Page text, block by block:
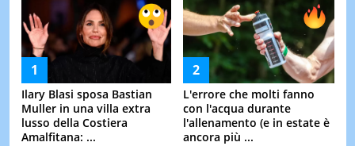
Ilary Blasi sposa Bastian
Muller in una villa extra
lusso della Costiera
Amalfitana: ...
L'errore che molti fanno
con l'acqua durante
l'allenamento (e in estate è
ancora più ...